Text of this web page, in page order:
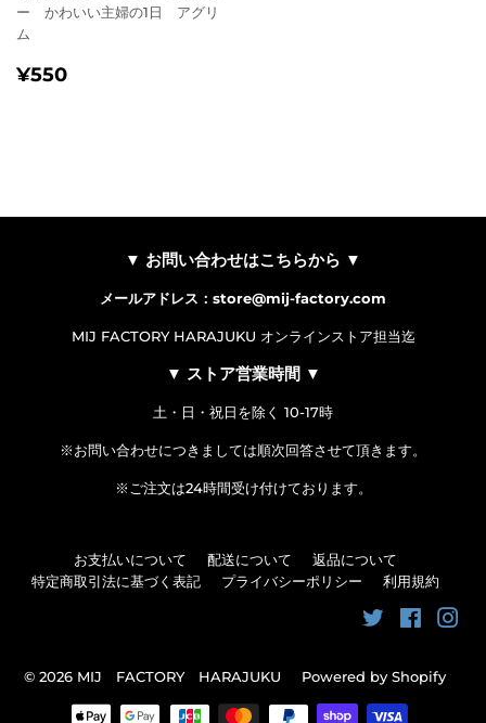
ー かわいい主婦の1日 アグリ
ム
通
¥550
▼ お問い合わせはこちらから ▼
メールアドレス：store@mij-factory.com
MIJ FACTORY HARAJUKU オンラインストア担当迄
▼ ストア営業時間 ▼
土・日・祝日を除く 10-17時
※お問い合わせにつきましては順次回答させて頂きます。
※ご注文は24時間受け付けております。
お支払いについて 配送について
返品について
特定商取引法に基づく表記
プライバシーポリシー 利用規約
Twitter
© 2026 MIJ FACTORY HARAJUKU Powered by Shopify
お